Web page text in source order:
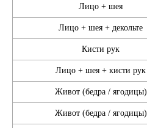
Лицо + шея
Лицо + шея + декольте
Кисти рук
Лицо + шея + кисти рук
Живот (бедра / ягодицы)
Живот (бедра / ягодицы)